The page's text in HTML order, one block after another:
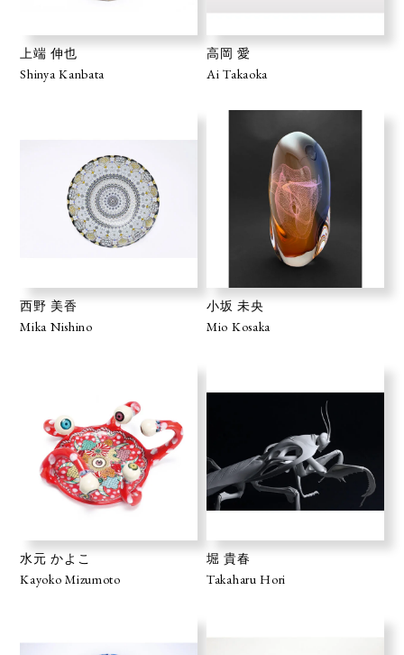
上端 伸也
Shinya Kanbata
高岡 愛
Ai Takaoka
西野 美香
Mika Nishino
小坂 未央
Mio Kosaka
水元 かよこ
Kayoko Mizumoto
堀 貴春
Takaharu Hori